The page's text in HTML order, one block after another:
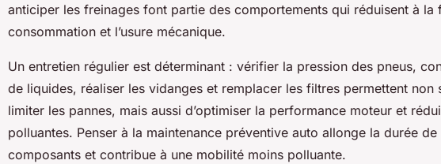
anticiper les freinages font partie des comportements qui réduisent à la
consommation et l’usure mécanique.
Un entretien régulier est déterminant : vérifier la pression des pneus,
de liquides, réaliser les vidanges et remplacer les filtres permettent non
limiter les pannes, mais aussi d’optimiser la performance moteur et
polluantes. Penser à la maintenance préventive auto allonge la durée
composants et contribue à une mobilité moins polluante.